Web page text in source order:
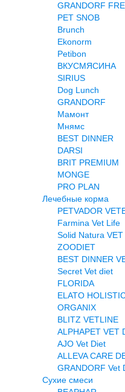
GRANDORF
PET SNOB
Brunch
Ekonorm
Petibon
ВКУСМЯСИНА
SIRIUS
Dog Lunch
GRANDORF
Мамонт
Мнямс
BEST DINNER
DARSI
BRIT PREMIUM
MONGE
PRO PLAN
Лечебные корма
PETVADOR
Farmina Vet Life
Solid Natura VET
ZOODIET
BEST DINNER
Secret Vet diet
FLORIDA
ELATO
ORGANIX
BLITZ VETLINE
ALPHAPET VET
AJO Vet Diet
ALLEVA CARE
GRANDORF Vet
Сухие смеси